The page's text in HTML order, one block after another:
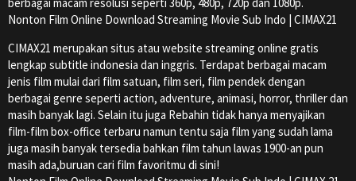
Nonton Film Online Download Streaming Movie Sub Indo | CIMAX21
CIMAX21 merupakan situs atau website streaming online gratis
lengkap subtitle indonesia dan inggris. Terdapat berbagai macam
jenis film mulai dari film satuan, film seri, film pendek dengan
berbagai genre seperti action, adventure, animasi, horror, thriller dan
masih banyak lagi. Selain itu juga Rebahin tidak hanya menyajikan
film-film box-office terbaru namun tentu saja film yang sudah lama
juga masih banyak tersedia bahkan film tahun lawas 1900-an pun
masih ada,buruan cari film favoritmu di sini!